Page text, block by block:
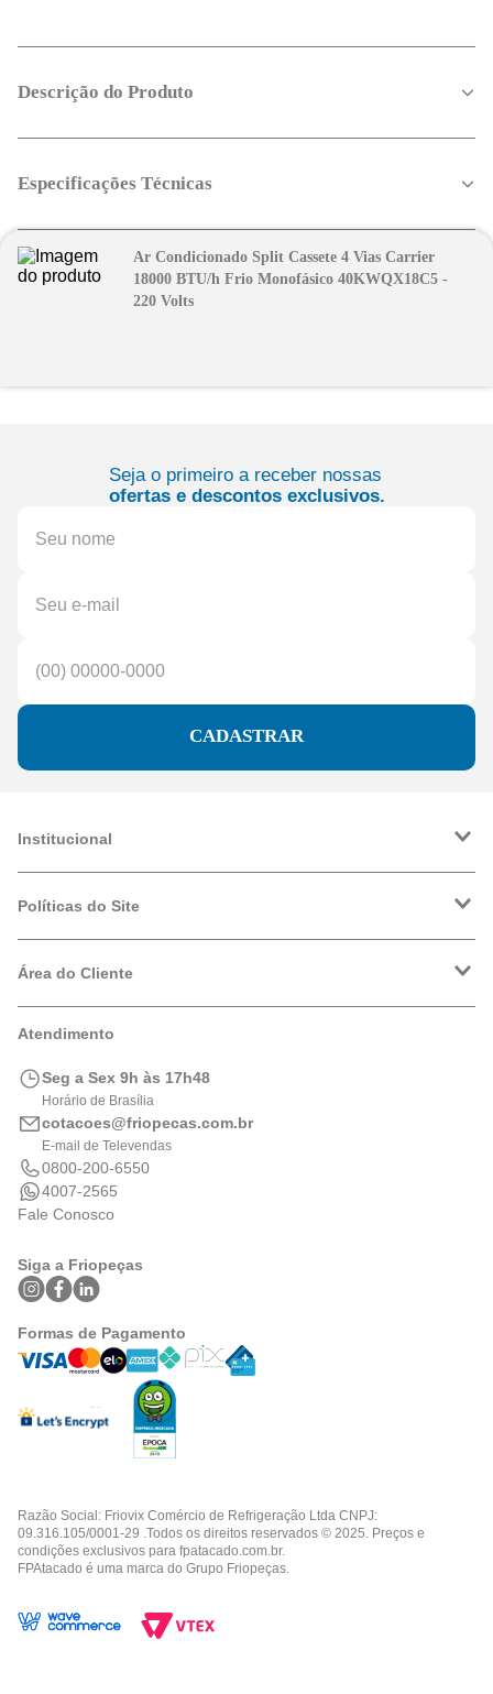
Descrição do Produto
Especificações Técnicas
Ar Condicionado Split Cassete 4 Vias Carrier
18000 BTU/h Frio Monofásico 40KWQX18C5 -
220 Volts
Seja o primeiro a receber nossas
ofertas e descontos exclusivos.
CADASTRAR
Institucional
Trabalhe Conosco
Políticas do Site
Política de Privacidade
Logística
Área do Cliente
Meus Pedidos
Portal de Boletos
Atendimento
Seg a Sex 9h às 17h48
Horário de Brasília
cotacoes@friopecas.com.br
E-mail de Televendas
0800-200-6550
4007-2565
Fale Conosco
Siga a Friopeças
Formas de Pagamento
Razão Social: Friovix Comércio de Refrigeração Ltda CNPJ:
09.316.105/0001-29 .Todos os direitos reservados © 2025. Preços e
condições exclusivos para fpatacado.com.br.
FPAtacado é uma marca do Grupo Friopeças.